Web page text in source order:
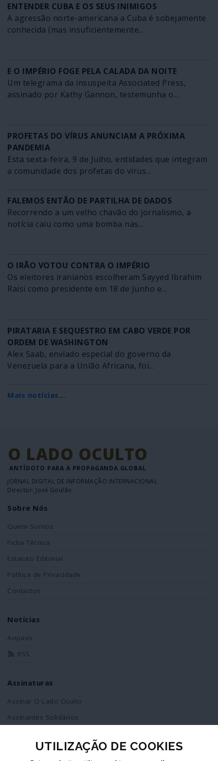
ENTENDER CUBA E OS SEUS INIMIGOS
A agressão norte-americana a Cuba é sobejamente
conhecida (mas insuficientemente...
E O IMPÉRIO FOGE PELA CALADA DA NOITE
Um telegrama da insuspeita Associated Press,
assinado por Kathy Gannon, testemunha o...
PROFETAS DO VÍRUS ANUNCIAM A PRÓXIMA
PANDEMIA
Esta sexta-feira, 9 de Julho, entidades que integram
a comunidade dos profetas do vírus...
FALEMOS ENTÃO DE PARTILHA DE DADOS
Recorrendo a um velho chavão do jornalismo, a
notícia caiu como uma bomba nas...
O IRÃO VOTOU CONTRA O IMPÉRIO
Os eleitores iranianos escolheram Sayyed Ibrahim
Raisi como presidente em 18 de Junho e...
PIRATARIA E SEQUESTRO EM CABO VERDE POR
ORDEM DE WASHINGTON
Alex Saab, enviado especial do governo da
Venezuela para a União Africana, foi...
Mais notícias...
O LADO OCULTO
ANTÍDOTO PARA A PROPAGANDA GLOBAL
JORNAL DIGITAL DE INFORMAÇÃO INTERNACIONAL
Director: José Goulão
Sobre Nós
Quem Somos
Ficha Técnica
Estatuto Editorial
Política de Privacidade
Contactos
Notícias
Arquivo
RSS
Assinaturas
Assinar O Lado Oculto
Assinantes Solidários
Redes SociaisUTILIZAÇÃO DE COOKIES